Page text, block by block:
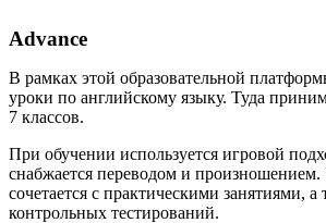
Advance
В рамках этой образовательной
уроки по английскому языку. Туда
7 классов.
При обучении используется игровой
снабжается переводом и произношением.
сочетается с практическими занятиями,
контрольных тестирований.